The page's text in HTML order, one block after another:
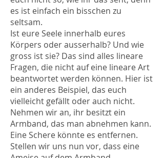
es ist einfach ein bisschen zu
seltsam.
Ist eure Seele innerhalb eures
Körpers oder ausserhalb? Und wie
gross ist sie? Das sind alles lineare
Fragen, die nicht auf eine lineare Art
beantwortet werden können. Hier ist
ein anderes Beispiel, das euch
vielleicht gefällt oder auch nicht.
Nehmen wir an, ihr besitzt ein
Armband, das man abnehmen kann.
Eine Schere könnte es entfernen.
Stellen wir uns nun vor, dass eine